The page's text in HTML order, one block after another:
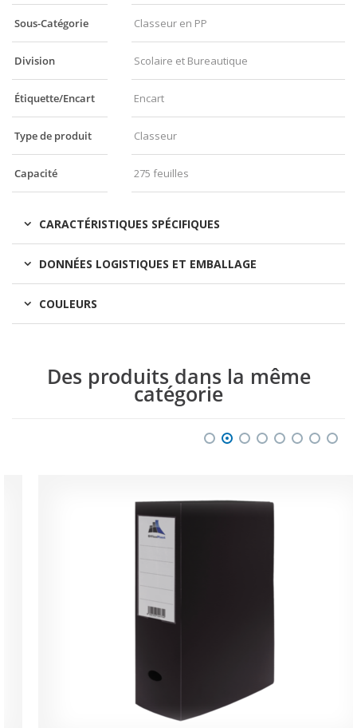
Sous-Catégorie Classeur en PP
Division Scolaire et Bureautique
Étiquette/Encart Encart
Type de produit Classeur
Capacité 275 feuilles
CARACTÉRISTIQUES SPÉCIFIQUES
DONNÉES LOGISTIQUES ET EMBALLAGE
COULEURS
Des produits dans la même
catégorie